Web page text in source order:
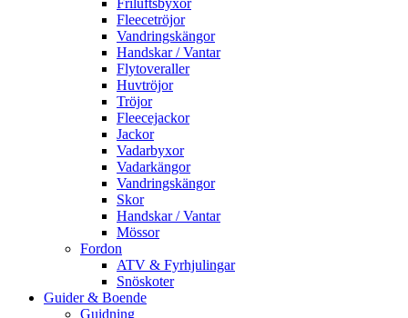
Fleecetröjor
Vandringskängor
Handskar / Vantar
Flytoveraller
Huvtröjor
Tröjor
Fleecejackor
Jackor
Vadarbyxor
Vadarkängor
Vandringskängor
Skor
Handskar / Vantar
Mössor
Fordon
ATV & Fyrhjulingar
Snöskoter
Guider & Boende
Guidning